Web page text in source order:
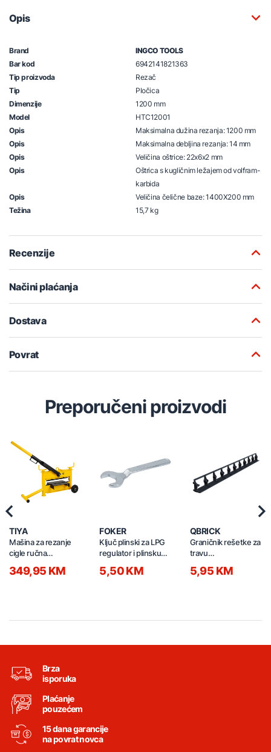
Opis
Brand
INGCO TOOLS
Bar kod
6942141821363
Tip proizvoda
Rezač
Tip
Pločica
Dimenzije
1200 mm
Model
HTC12001
Opis
Maksimalna dužina rezanja: 1200 mm
Opis
Maksimalna debljina rezanja: 14 mm
Opis
Veličina oštrice: 22x6x2 mm
Opis
Oštrica s kugličnim ležajem od volfram-
karbida
Opis
Veličina čelične baze: 1400X200 mm
Težina
15,7 kg
Recenzije
Načini plaćanja
Dostava
Povrat
Preporučeni proizvodi
TIYA
Mašina za rezanje
cigle ručna
349,95 KM
FOKER
Ključ plinski za LPG
regulator i plinsku
5,50 KM
QBRICK
Graničnik rešetke za
travu
crni
5,95 KM
Brza
isporuka
Plaćanje
pouzećem
15 dana garancije
na povrat novca